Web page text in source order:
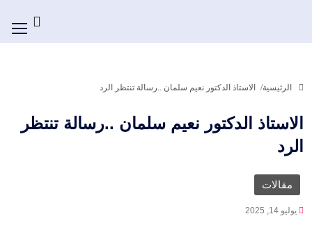
الرئيسية الاستاذ الدكتور نعيم سلمان ..رسالة تنتظر الرد
الاستاذ الدكتور نعيم سلمان ..رسالة تنتظر
الرد
مقالات
يوليو 14, 2025